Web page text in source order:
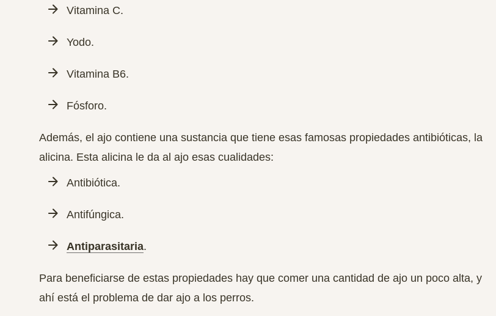
Vitamina C.
Yodo.
Vitamina B6.
Fósforo.
Además, el ajo contiene una sustancia que tiene esas famosas propiedades antibióticas, la
alicina. Esta alicina le da al ajo esas cualidades:
Antibiótica.
Antifúngica.
Antiparasitaria.
Para beneficiarse de estas propiedades hay que comer una cantidad de ajo un poco alta, y
ahí está el problema de dar ajo a los perros.